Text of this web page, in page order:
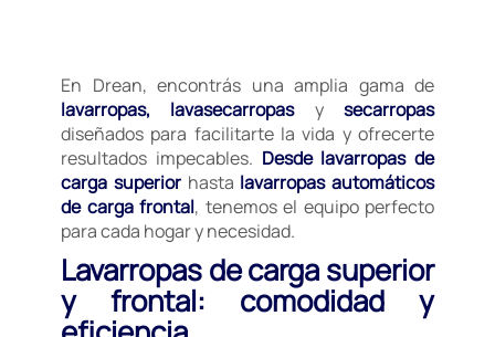
En Drean, encontrás una amplia gama de
lavarropas, lavasecarropasysecarropas
diseñados para facilitarte la vida y ofrecerte
resultados impecables. Desde lavarropas de
carga superiorhasta lavarropas automáticos
de carga frontal, tenemos el equipo perfecto
para cada hogar y necesidad.
Lavarropas de carga superior
y frontal: comodidad y